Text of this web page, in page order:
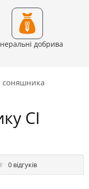
добрива
соняшника
СІ
0 відгуків